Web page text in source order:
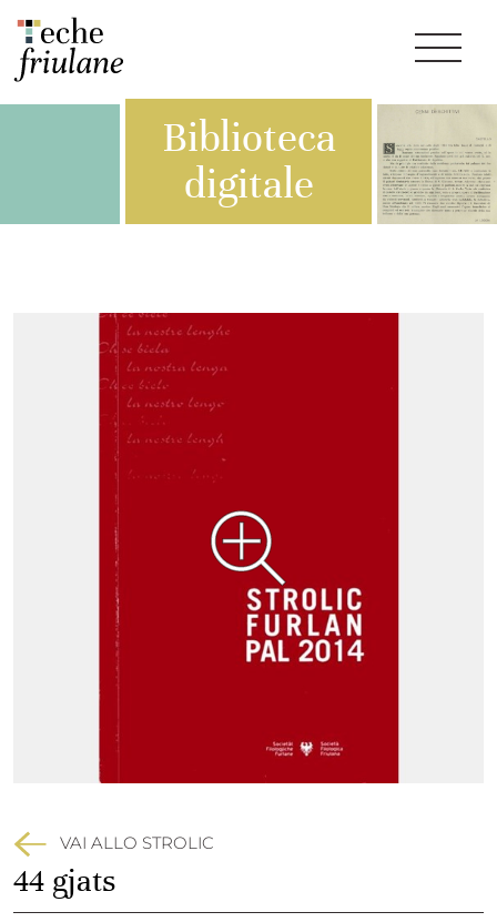
Biblioteca
digitale
VAI ALLO STROLIC
44 gjats